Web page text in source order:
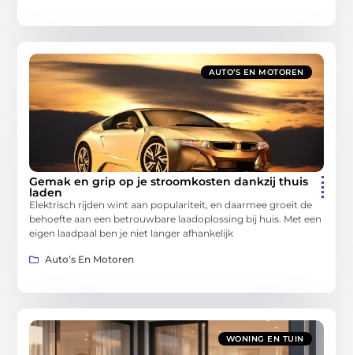
AUTO’S EN MOTOREN
Gemak en grip op je stroomkosten dankzij thuis
laden
Elektrisch rijden wint aan populariteit, en daarmee groeit de
behoefte aan een betrouwbare laadoplossing bij huis. Met een
eigen laadpaal ben je niet langer afhankelijk
Auto’s En Motoren
WONING EN TUIN